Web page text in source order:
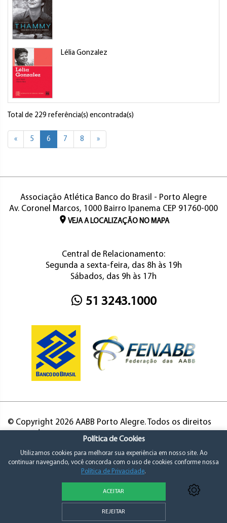
Lélia Gonzalez
Total de 229 referência(s) encontrada(s)
« 5 6 7 8 »
Associação Atlética Banco do Brasil - Porto Alegre
Av. Coronel Marcos, 1000 Bairro Ipanema CEP 91760-000
VEJA A LOCALIZAÇÃO NO MAPA
Central de Relacionamento:
Segunda a sexta-feira, das 8h às 19h
Sábados, das 9h às 17h
51 3243.1000
© Copyright 2026 AABB Porto Alegre. Todos os direitos
Política de Privacidade e Consentimento
Política de Cookies
Utilizamos cookies para melhorar sua experiência em nosso site. Ao
continuar navegando, você concorda com o uso de cookies conforme nossa
Política de Privacidade.
ACEITAR
REJEITAR